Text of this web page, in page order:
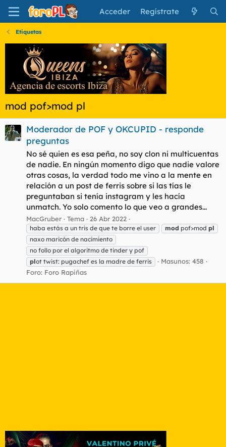
Acceder Regístrate
Etiquetas
mod pof>mod pl
Moderador de POF y OKCUPID - responde
preguntas
No sé quien es esa peña, no soy clon ni multicuentas
de nadie. En ningún momento digo que nadie valore
otras cosas, la verdad todo me vino a la mente en
relación a un post de ferris sobre si las tías le
preguntaban si tenía instagram y les hacía
unmatch. Yo solo comento lo que veo a grandes...
MacGruber Tema 26 Abr 2022
haba estás a un tris de que te borre el user mod pof>mod pl
naxo maricón de nacimiento
no follo por el algoritmo de tinder y pof
plot twist: pugachef es la madre de ferris
Masunos: 458
Foro: Foro Rapiñas